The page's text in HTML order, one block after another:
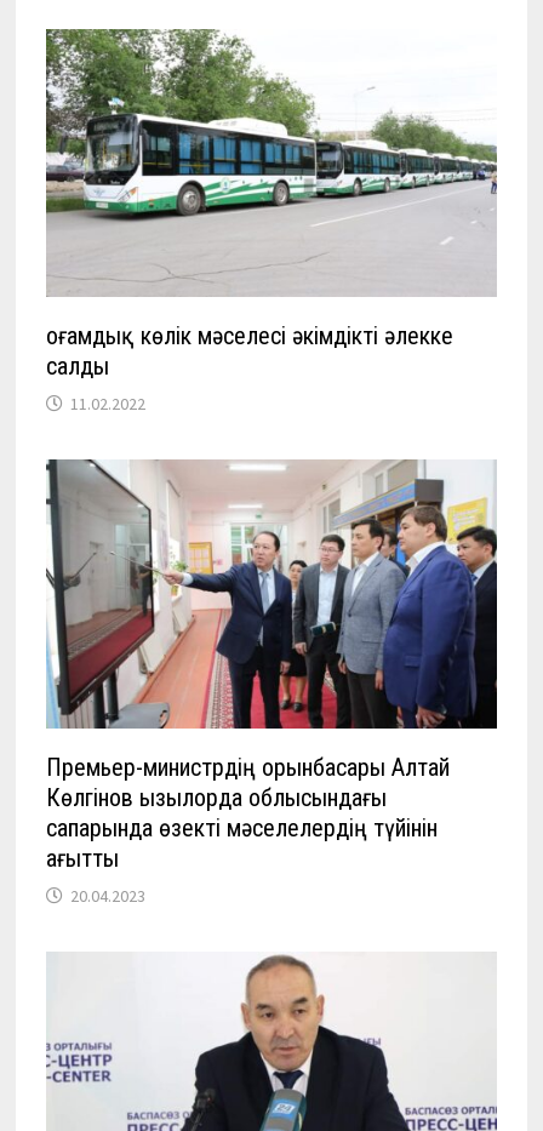
Қоғамдық көлік мәселесі әкімдікті әлекке
салды
11.02.2022
Премьер-министрдің орынбасары Алтай
Көлгінов Қызылорда облысындағы
сапарында өзекті мәселелердің түйінін
ағытты
20.04.2023